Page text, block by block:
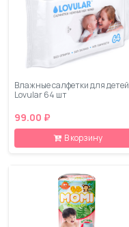
Влажные салфетки для детей
Lovular 64 шт
99.00 ₽
В корзину